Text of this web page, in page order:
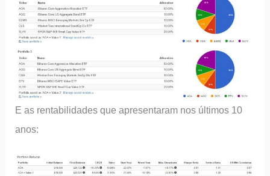
E as rentabilidades que apresentaram nos últimos 10
anos: